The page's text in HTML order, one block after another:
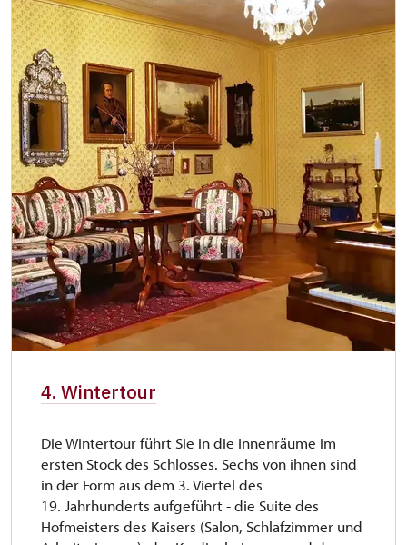
4. Wintertour
Die Wintertour führt Sie in die Innenräume im
ersten Stock des Schlosses. Sechs von ihnen sind
in der Form aus dem 3. Viertel des
19. Jahrhunderts aufgeführt - die Suite des
Hofmeisters des Kaisers (Salon, Schlafzimmer und